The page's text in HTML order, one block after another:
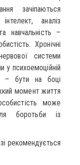
зачіпаються
аналіз
навчальність –
Хронічні
системи
у психоемоційній
– бути на боці
момент життя
може
боротьби із
рекомендується